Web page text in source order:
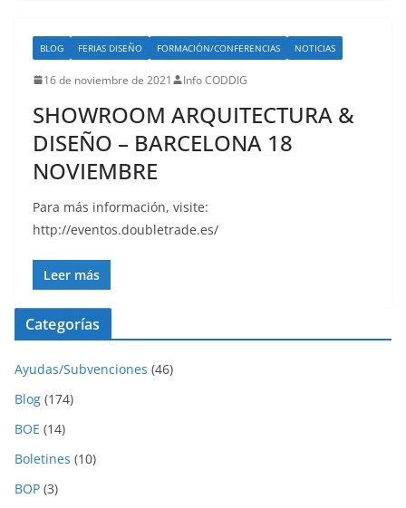
BLOG FERIAS DISEÑO FORMACIÓN/CONFERENCIAS NOTICIAS
16 de noviembre de 2021 Info CODDIG
SHOWROOM ARQUITECTURA &
DISEÑO – BARCELONA 18
NOVIEMBRE
Para más información, visite:
http://eventos.doubletrade.es/
Leer más
Categorías
Ayudas/Subvenciones (46)
Blog (174)
BOE (14)
Boletines (10)
BOP (3)